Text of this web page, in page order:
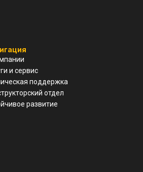
и сервис
поддержка
отдел
развитие